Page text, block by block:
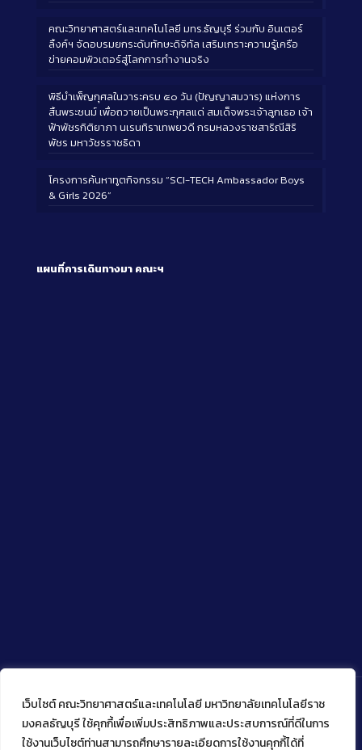
เว็บไซต์ คณะวิทยาศาสตร์และเทคโนโลยี มหาวิทยาลัยเทคโนโลยีราช
มงคลธัญบุรี ใช้คุกกี้เพื่อเพิ่มประสิทธิภาพและประสบการณ์ที่ดีในการ
ใช้งานเว็บไซต์ท่านสามารถศึกษารายละเอียดการใช้งานคุกกี้ได้ที่
คณะวิทยาศาสตร์และเทคโนโลยี มทร.ธัญบุรี ร่วมกับ อินเตอร์
ลิ้งค์ฯ จัดอบรมยกระดับทักษะดิจิทัล เสริมเกราะความรู้เครือ
ข่ายคอมพิวเตอร์สู่โลกการทำงานจริง
พิธีบำเพ็ญกุศลในวาระครบ ๕๐ วัน (ปัญญาสมวาร) แห่งการ
สิ้นพระชนม์ เพื่อถวายเป็นพระกุศลแด่ สมเด็จพระเจ้าลูกเธอ เจ้า
ฟ้าพัชรกิติยาภา นเรนทิราเทพยวดี กรมหลวงราชสาริณีสิริ
พัชร มหาวัชรราชธิดา
โครงการค้นหาทูตกิจกรรม “SCI-TECH Ambassador Boys
& Girls 2026”
แผนที่การเดินทางมา คณะฯ
Copyright © 2022 คณะวิทยาศาสตร์และเทคโนโลยี มหาวิทยาลัย